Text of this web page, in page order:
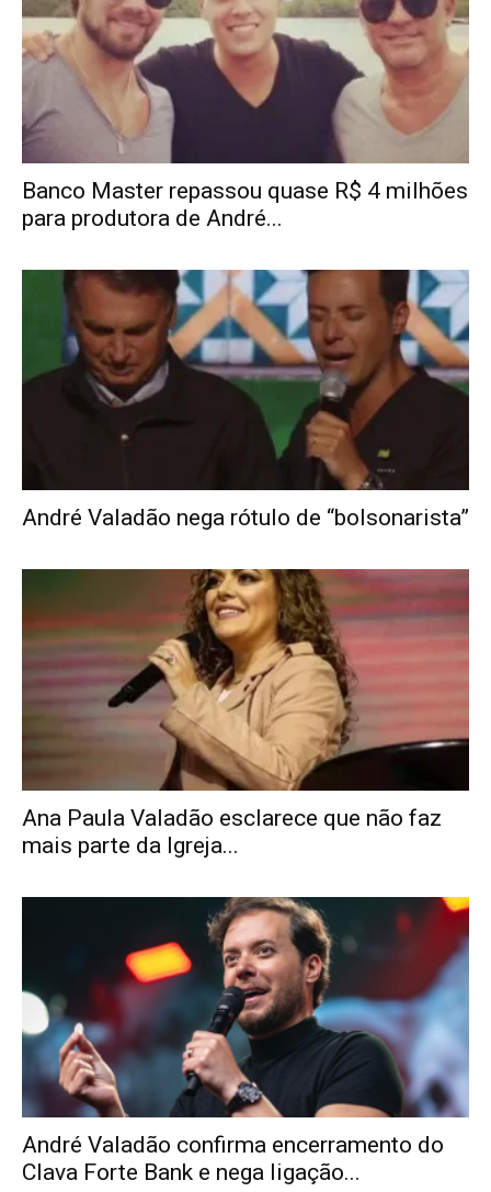
Banco Master repassou quase R$ 4 milhões
para produtora de André...
André Valadão nega rótulo de “bolsonarista”
Ana Paula Valadão esclarece que não faz
mais parte da Igreja...
André Valadão confirma encerramento do
Clava Forte Bank e nega ligação...